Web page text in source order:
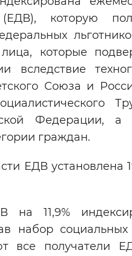
которую
которые
вследствие
Союза и
Федерации, а
граждан.
ЕДВ установлена
11,9%
набор социальных
все получатели